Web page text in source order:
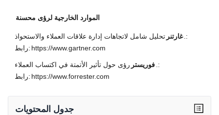
الموارد الخارجية لرؤى محسنة
غارتنر تحليل شامل لاتجاهات إدارة علاقات العملاء والاستحواذ.:
رابط: https://www.gartner.com
فوريستر رؤى حول تأثير الأتمتة في اكتساب العملاء.:
رابط: https://www.forrester.com
جدول المحتويات